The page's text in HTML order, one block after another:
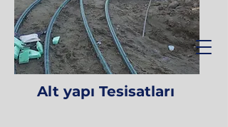
Alt yapı Tesisatları